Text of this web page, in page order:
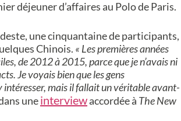
déjeuner d’affaires au Polo de Paris.
une cinquantaine de participants,
Chinois. « Les premières années
de 2012 à 2015, parce que je n’avais ni
Je voyais bien que les gens
intéresser, mais il fallait un véritable avant-
uneinterviewaccordée à The New